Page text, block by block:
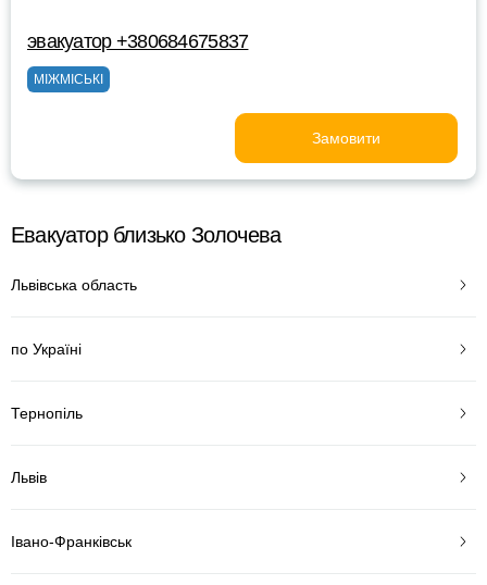
эвакуатор +380684675837
МІЖМІСЬКІ
Замовити
Евакуатор близько Золочева
Львівська область
по Україні
Тернопіль
Львів
Івано-Франківськ